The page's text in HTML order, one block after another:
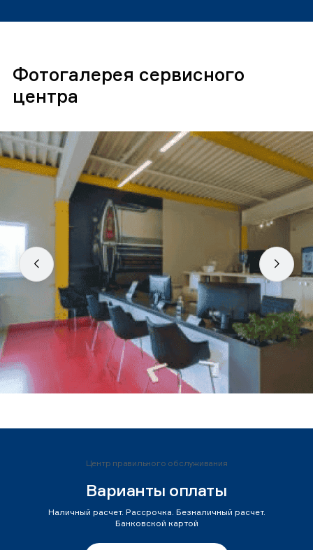
Фотогалерея сервисного
центра
Центр правильного обслуживания
Варианты оплаты
Наличный расчет. Рассрочка. Безналичный расчет.
Банковской картой